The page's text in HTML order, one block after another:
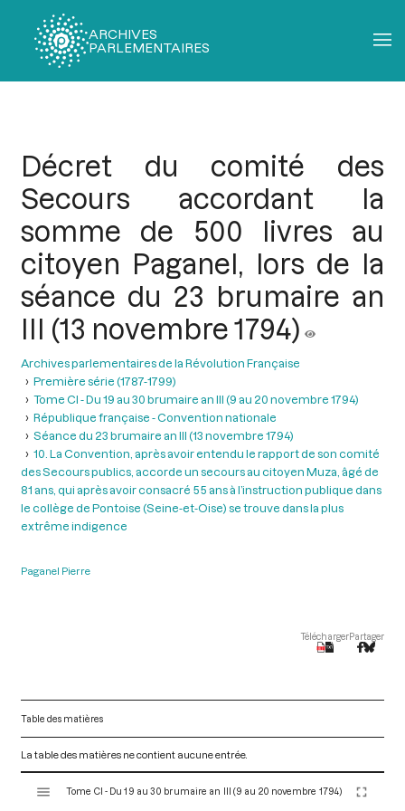
ARCHIVES
PARLEMENTAIRES
Décret du comité des
Secours accordant la
somme de 500 livres au
citoyen Paganel, lors de la
séance du 23 brumaire an
III (13 novembre 1794)
Archives parlementaires de la Révolution Française
Première série (1787-1799)
Tome CI - Du 19 au 30 brumaire an III (9 au 20 novembre 1794)
République française - Convention nationale
Séance du 23 brumaire an III (13 novembre 1794)
10. La Convention, après avoir entendu le rapport de son comité
des Secours publics, accorde un secours au citoyen Muza, âgé de
81 ans, qui après avoir consacré 55 ans à l’instruction publique dans
le collège de Pontoise (Seine-et-Oise) se trouve dans la plus
extrême indigence
Paganel Pierre
TéléchargerPartager
Table des matières
La table des matières ne contient aucune entrée.
Tome CI - Du 19 au 30 brumaire an III (9 au 20 novembre 1794)